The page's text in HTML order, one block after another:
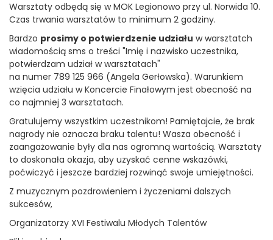
Warsztaty odbędą się w MOK Legionowo przy ul. Norwida 10.
Czas trwania warsztatów to minimum 2 godziny.
Bardzo prosimy o potwierdzenie udziału w warsztatch
wiadomością sms o treści "Imię i nazwisko uczestnika,
potwierdzam udział w warsztatach"
na numer 789 125 966 (Angela Gerłowska). Warunkiem
wzięcia udziału w Koncercie Finałowym jest obecność na
co najmniej 3 warsztatach.
Gratulujemy wszystkim uczestnikom! Pamiętajcie, że brak
nagrody nie oznacza braku talentu! Wasza obecność i
zaangażowanie były dla nas ogromną wartością. Warsztaty
to doskonała okazja, aby uzyskać cenne wskazówki,
poćwiczyć i jeszcze bardziej rozwinąć swoje umiejętności.
Z muzycznym pozdrowieniem i życzeniami dalszych
sukcesów,
Organizatorzy XVI Festiwalu Młodych Talentów